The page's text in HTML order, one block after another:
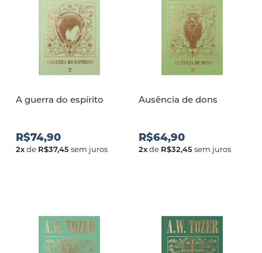
A guerra do espírito
R$74,90
2xde R$37,45sem juros
Ausência de dons
R$64,90
2xde R$32,45sem juros